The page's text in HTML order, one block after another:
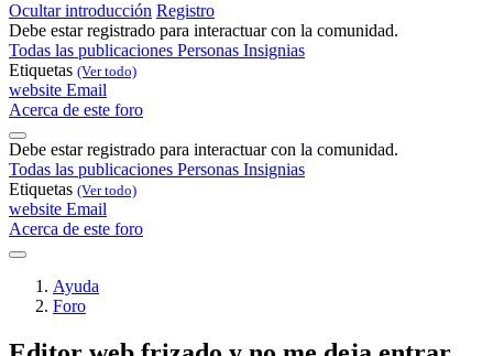
Ocultar introducción Registro
Debe estar registrado para interactuar con la comunidad.
Todas las publicaciones Personas Insignias
Etiquetas (Ver todo)
website Email
Acerca de este foro
Debe estar registrado para interactuar con la comunidad.
Todas las publicaciones Personas Insignias
Etiquetas (Ver todo)
website Email
Acerca de este foro
Ayuda
Foro